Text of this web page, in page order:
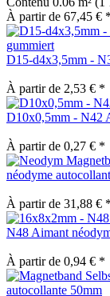
À partir de 67,45 € *
D15-d4x3,5mm -
À partir de 2,53 € *
D10x0,5mm - N42
À partir de 0,27 € *
néodyme
À partir de 31,88 € *
N48 Aimant
À partir de 0,94 € *
autocollante 50mm